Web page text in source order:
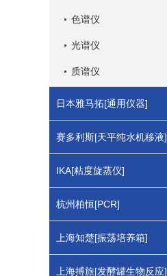
色谱仪
光谱仪
质谱仪
日本雅马拓[通用仪器]
赛多利斯[天平纯水机移液]
IKA[粘度旋蒸仪]
杭州柏恒[PCR]
上海知楚[振荡培养箱]
上海搏旅[发酵罐生物反应]